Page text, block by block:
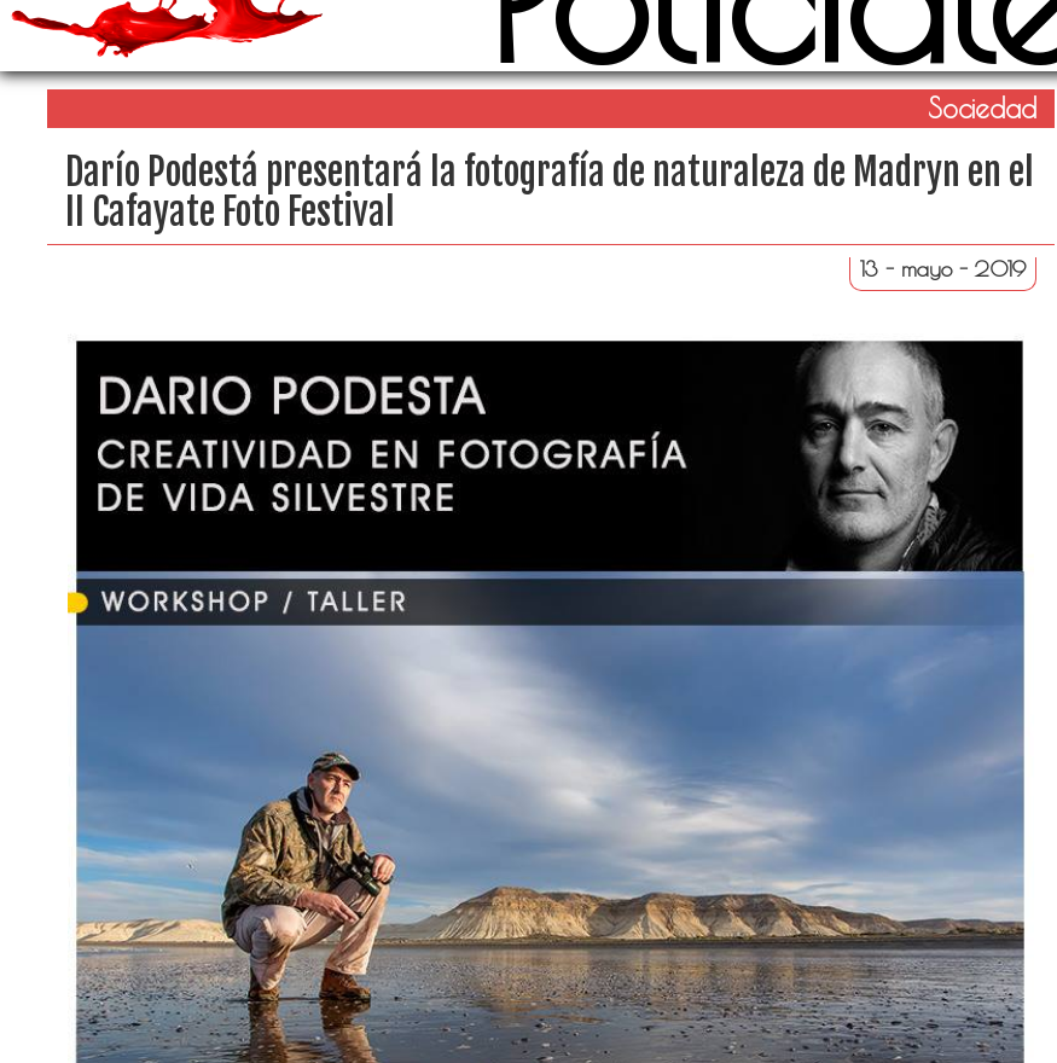
Sociedad
Darío Podestá presentará la fotografía de naturaleza de Madryn en el
II Cafayate Foto Festival
13 - mayo - 2019